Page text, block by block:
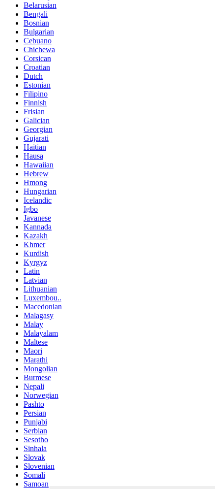
Belarusian
Bengali
Bosnian
Bulgarian
Cebuano
Chichewa
Corsican
Croatian
Dutch
Estonian
Filipino
Finnish
Frisian
Galician
Georgian
Gujarati
Haitian
Hausa
Hawaiian
Hebrew
Hmong
Hungarian
Icelandic
Igbo
Javanese
Kannada
Kazakh
Khmer
Kurdish
Kyrgyz
Latin
Latvian
Lithuanian
Luxembou..
Macedonian
Malagasy
Malay
Malayalam
Maltese
Maori
Marathi
Mongolian
Burmese
Nepali
Norwegian
Pashto
Persian
Punjabi
Serbian
Sesotho
Sinhala
Slovak
Slovenian
Somali
Samoan